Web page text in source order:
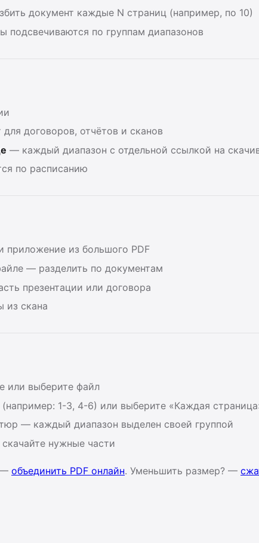
документ каждые N страниц (например, по 10)
по группам диапазонов
договоров, отчётов и сканов
— каждый диапазон с отдельной ссылкой на
по расписанию
приложение из большого PDF
— разделить по документам
презентации или договора
из скана
или выберите файл
1-3, 4-6) или выберите «Каждая
— каждый диапазон выделен своей группой
нужные части
— объединить PDF онлайн. Уменьшить размер? —